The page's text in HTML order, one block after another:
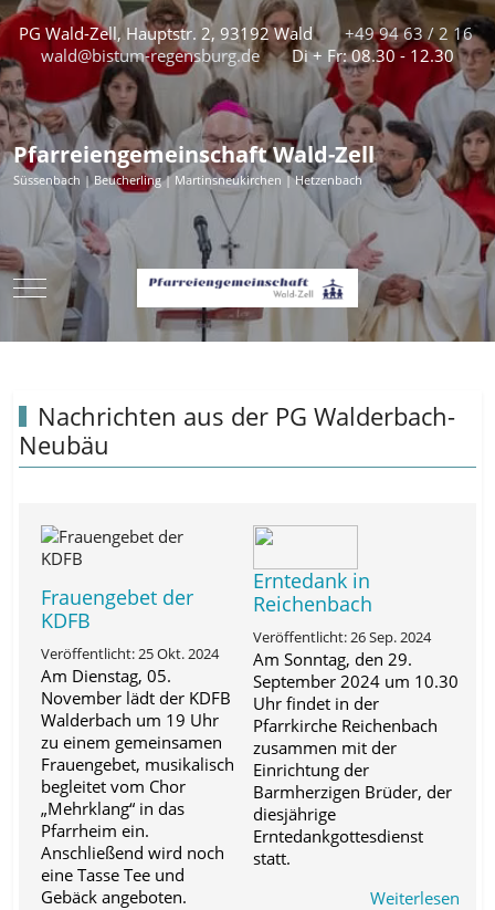
PG Wald-Zell, Hauptstr. 2, 93192 Wald
+49 94 63 / 2 16
wald@bistum-regensburg.de
Di + Fr: 08.30 - 12.30
Pfarreiengemeinschaft Wald-Zell
Süssenbach | Beucherling | Martinsneukirchen | Hetzenbach
Mobile Menu Toggle
Nachrichten aus der PG Walderbach-
Neubäu
Frauengebet der
KDFB
Veröffentlicht: 25 Okt. 2024
Am Dienstag, 05.
November lädt der KDFB
Walderbach um 19 Uhr
zu einem gemeinsamen
Frauengebet, musikalisch
begleitet vom Chor
„Mehrklang“ in das
Pfarrheim ein.
Anschließend wird noch
eine Tasse Tee und
Gebäck angeboten.
Erntedank in
Reichenbach
Veröffentlicht: 26 Sep. 2024
Am Sonntag, den 29.
September 2024 um 10.30
Uhr findet in der
Pfarrkirche Reichenbach
zusammen mit der
Einrichtung der
Barmherzigen Brüder, der
diesjährige
Erntedankgottesdienst
statt.
Weiterlesen